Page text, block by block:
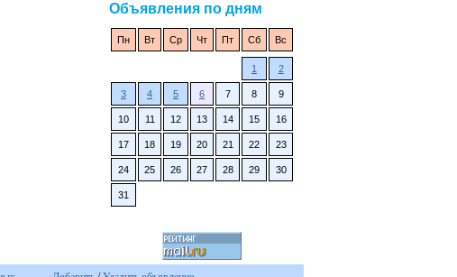
Объявления по дням
Пн Вт Ср Чт Пт Сб Вс
1 2
3 4 5 6 7 8 9
10 11 12 13 14 15 16
17 18 19 20 21 22 23
24 25 26 27 28 29 30
31